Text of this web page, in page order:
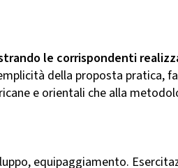
le corrispondenti
della proposta pratica,
e orientali che alla
equipaggiamento.